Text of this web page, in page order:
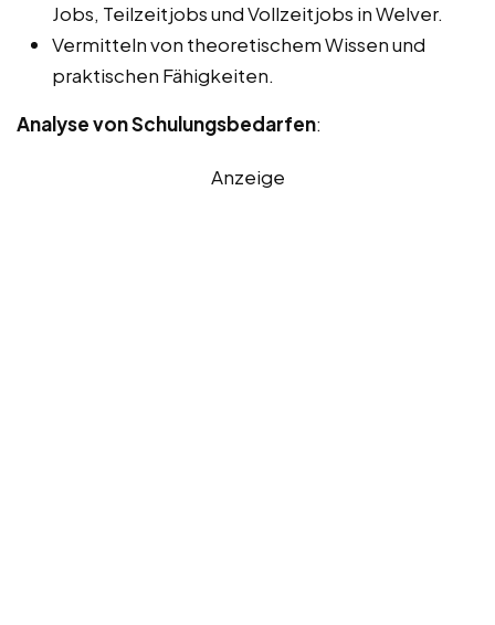
Jobs, Teilzeitjobs und Vollzeitjobs in Welver.
Vermitteln von theoretischem Wissen und
praktischen Fähigkeiten.
Analyse von Schulungsbedarfen:
Anzeige